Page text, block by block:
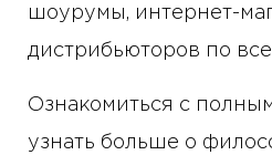
шоурумы, интернет-
дистрибьюторов по
Ознакомиться с
узнать больше о